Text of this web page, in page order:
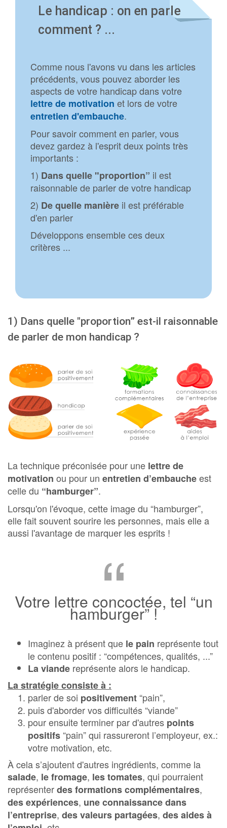
Le handicap : on en parle
comment ? ...
Comme nous l'avons vu dans les articles
précédents, vous pouvez aborder les
aspects de votre handicap dans votre
lettre de motivation et lors de votre
entretien d'embauche.
Pour savoir comment en parler, vous
devez gardez à l'esprit deux points très
importants :
1) Dans quelle "proportion” il est
raisonnable de parler de votre handicap
2) De quelle manière il est préférable
d'en parler
Développons ensemble ces deux
critères ...
1) Dans quelle "proportion” est-il raisonnable
de parler de mon handicap ?
La technique préconisée pour une lettre de
motivation ou pour un entretien d’embaucheest
celle du “hamburger”.
Lorsqu'on l'évoque, cette image du “hamburger”,
elle fait souvent sourire les personnes, mais elle a
aussi l'avantage de marquer les esprits !
“
Votre lettre concoctée, tel “un
hamburger” !
Imaginez à présent que le pain représente tout
le contenu positif : “compétences, qualités, ...”
La viande représente alors le handicap.
La stratégie consiste à :
parler de soi positivement“pain”,
puis d'aborder vos difficultés “viande”
pour ensuite terminer par d'autres points
positifs“pain” qui rassureront l’employeur, ex.:
votre motivation, etc.
À cela s’ajoutent d'autres ingrédients, comme la
salade, le fromage, les tomates, qui pourraient
représenterdes formations complémentaires,
des expériences, une connaissance dans
l’entreprise, des valeurs partagées, des aides à